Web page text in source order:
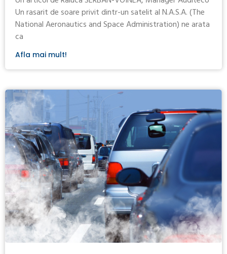
Un rasarit de soare privit dintr-un satelit al N.A.S.A. (The
National Aeronautics and Space Administration) ne arata
ca
Afla mai mult!